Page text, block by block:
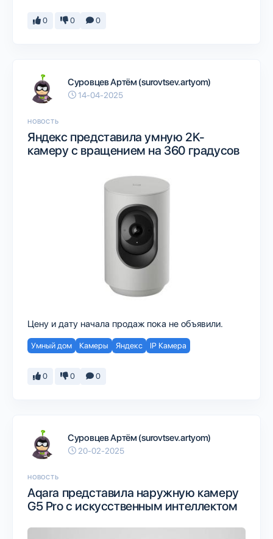
0 0 0
Суровцев Артём (surovtsev.artyom)
14-04-2025
НОВОСТЬ
Яндекс представила умную 2K-
камеру с вращением на 360 градусов
Цену и дату начала продаж пока не объявили.
Умный дом Камеры Яндекс IP Камера
0 0 0
Суровцев Артём (surovtsev.artyom)
20-02-2025
НОВОСТЬ
Aqara представила наружную камеру
G5 Pro с искусственным интеллектом